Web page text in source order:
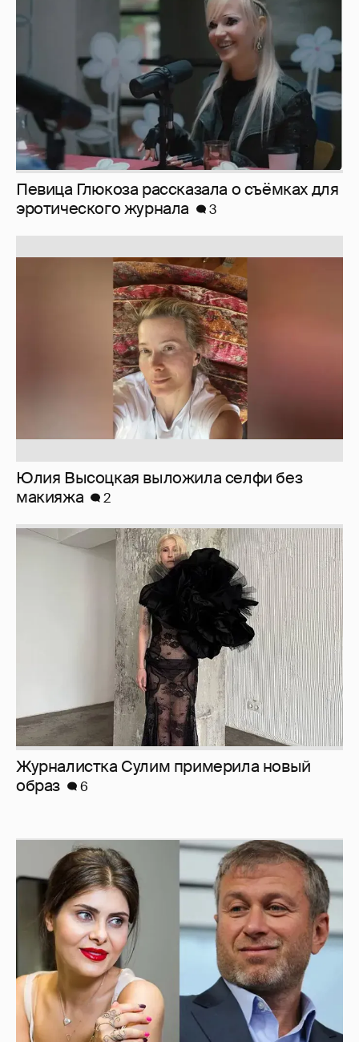
Певица Глюкоза рассказала о съёмках для
эротического журнала
3
Юлия Высоцкая выложила селфи без
макияжа
2
Журналистка Сулим примерила новый
образ
6